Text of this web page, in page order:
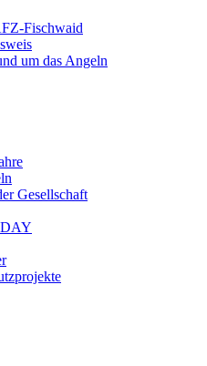
Fischwaid
um das Angeln
Gesellschaft